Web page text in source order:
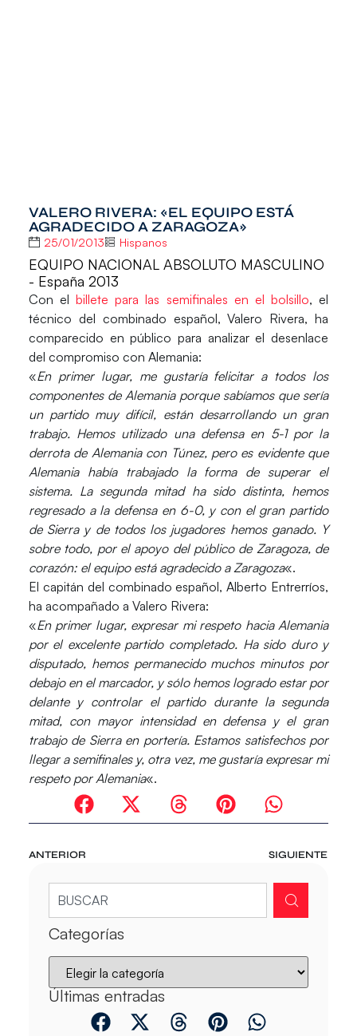
VALERO RIVERA: «EL EQUIPO ESTÁ
AGRADECIDO A ZARAGOZA»
25/01/2013 Hispanos
EQUIPO NACIONAL ABSOLUTO MASCULINO
- España 2013
Con elbillete para las semifinales en el bolsillo, el
técnico del combinado español,Valero Rivera, ha
comparecido en público para analizar el desenlace
del compromiso con Alemania:
«En primer lugar, me gustaría felicitar a todos los
componentes de Alemania porque sabíamos que sería
un partido muy difícil, están desarrollando un gran
trabajo. Hemos utilizado una defensa en 5-1 por la
derrota de Alemania con Túnez, pero es evidente que
Alemania había trabajado la forma de superar el
sistema. La segunda mitad ha sido distinta, hemos
regresado a la defensa en 6-0, y con el gran partido
de Sierra y de todos los jugadores hemos ganado. Y
sobre todo, por el apoyo del público de Zaragoza, de
corazón: el equipo está agradecido a Zaragoza«.
El capitán del combinado español,Alberto Entrerríos,
ha acompañado a Valero Rivera:
«En primer lugar, expresar mi respeto hacia Alemania
por el excelente partido completado. Ha sido duro y
disputado, hemos permanecido muchos minutos por
debajo en el marcador, y sólo hemos logrado estar por
delante y controlar el partido durante la segunda
mitad, con mayor intensidad en defensa y el gran
trabajo de Sierra en portería. Estamos satisfechos por
llegar a semifinales y, otra vez, me gustaría expresar mi
respeto por Alemania«.
ANTERIOR SIGUIENTE
Categorías
Últimas entradas